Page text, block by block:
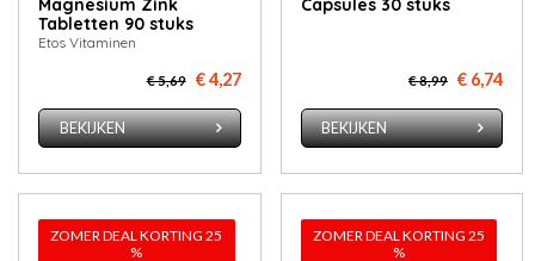
Magnesium Zink
Tabletten 90 stuks
Etos Vitaminen
€ 5,69 € 4,27
BEKIJKEN
Capsules 30 stuks
€ 8,99 € 6,74
BEKIJKEN
ZOMER DEAL KORTING 25
%
ZOMER DEAL KORTING 25
%